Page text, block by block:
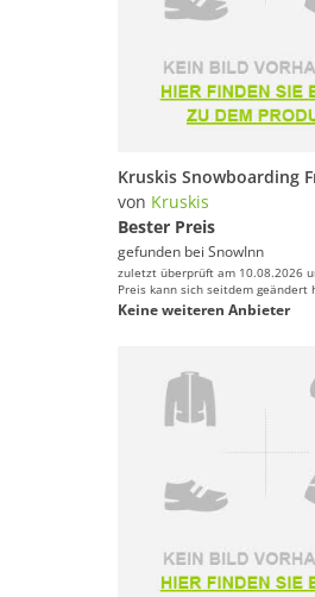
von Kruskis
Bester Preis
gefunden bei SnowInn
zuletzt überprüft am 10.08.2026
Preis kann sich seitdem geändert
Keine weiteren Anbieter